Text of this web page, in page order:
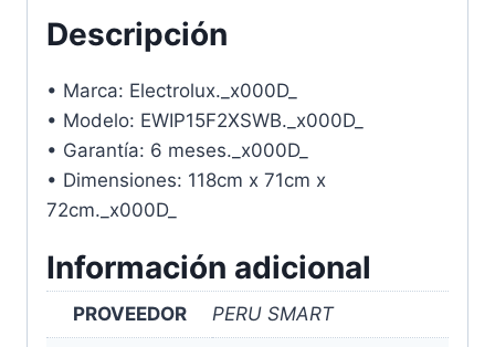
Descripción
• Marca: Electrolux._x000D_
• Modelo: EWIP15F2XSWB._x000D_
• Garantía: 6 meses._x000D_
• Dimensiones: 118cm x 71cm x
72cm._x000D_
Información adicional
PROVEEDOR PERU SMART